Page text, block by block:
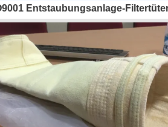
Entstaubungsanlage-